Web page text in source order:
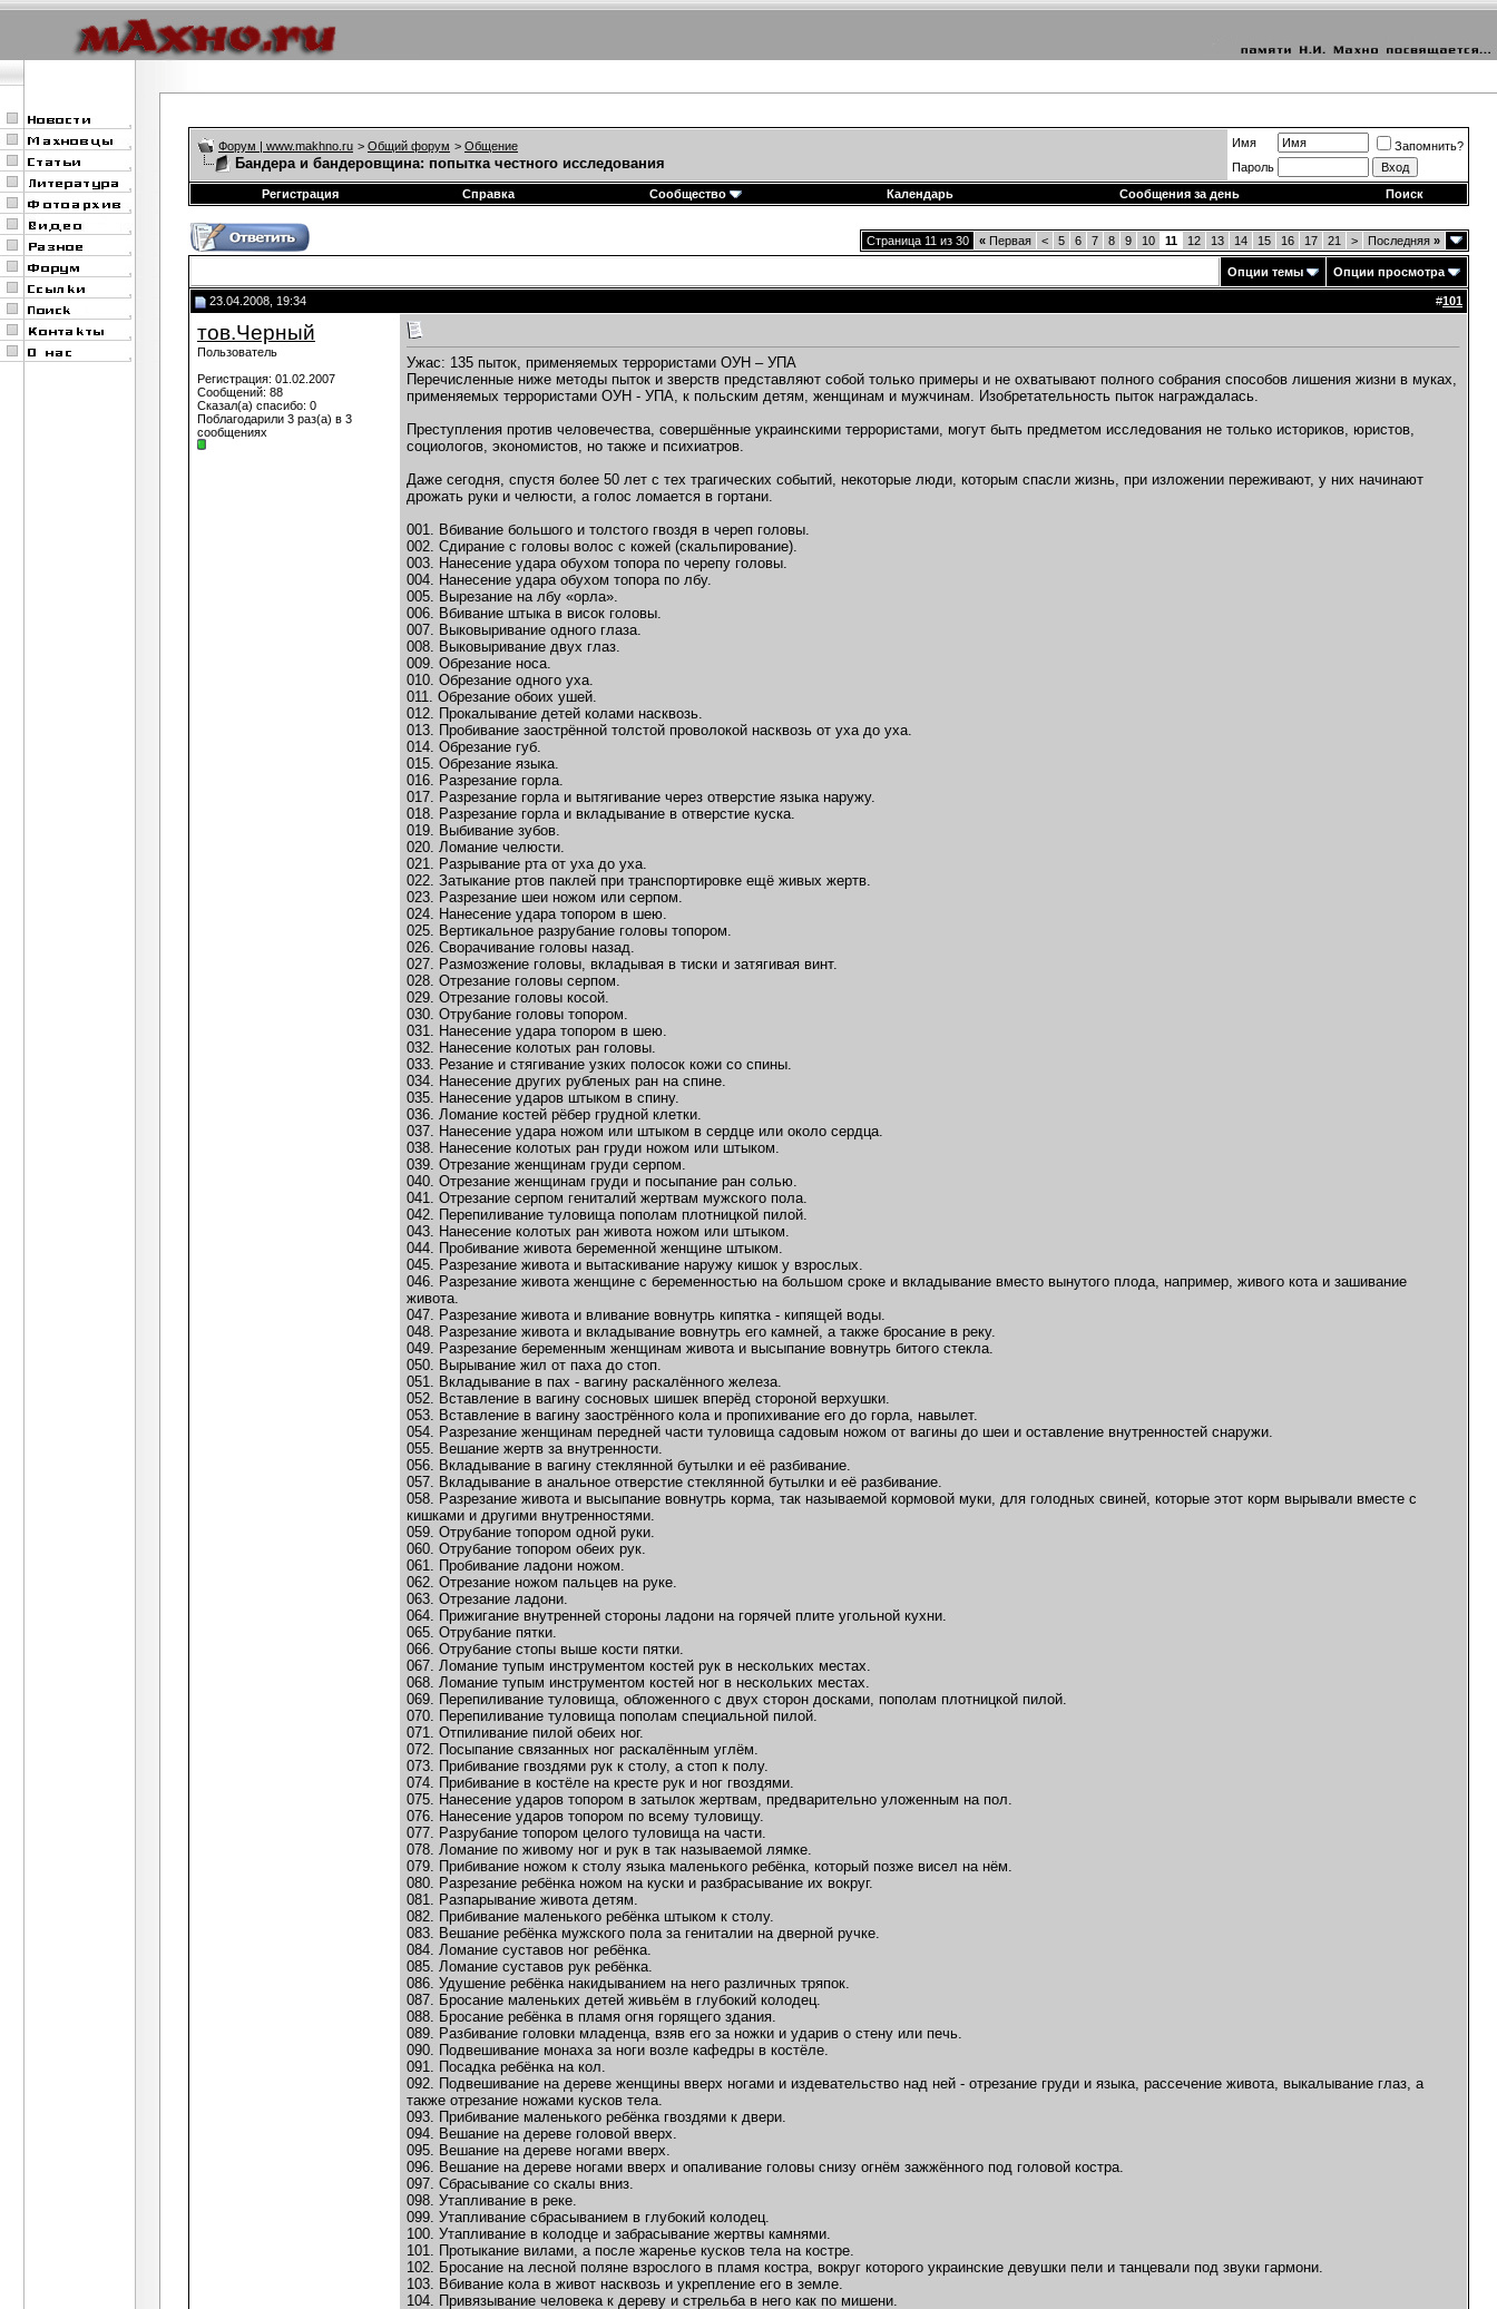
Форум | www.makhno.ru > Общий форум > Общение
Бандера и бандеровщина: попытка честного исследования
Имя
Запомнить?
Пароль
Регистрация
Справка Сообщество Календарь Сообщения за день Поиск
Страница 11 из 30 « Первая < 5 6 7 8 9 10 11 12 13 14 15 16 17 21 > Последняя »
Опции темы Опции просмотра
23.04.2008, 19:34 #101
тов.Черный
Пользователь
Регистрация: 01.02.2007
Сообщений: 88
Сказал(а) спасибо: 0
Поблагодарили 3 раз(а) в 3
сообщениях
Ужас: 135 пыток, применяемых террористами ОУН – УПА
Перечисленные ниже методы пыток и зверств представляют собой только примеры и не охватывают полного собрания способов лишения жизни в муках,
применяемых террористами ОУН - УПА, к польским детям, женщинам и мужчинам. Изобретательность пыток награждалась.
Преступления против человечества, совершённые украинскими террористами, могут быть предметом исследования не только историков, юристов,
социологов, экономистов, но также и психиатров.
Даже сегодня, спустя более 50 лет с тех трагических событий, некоторые люди, которым спасли жизнь, при изложении переживают, у них начинают
дрожать руки и челюсти, а голос ломается в гортани.
001. Вбивание большого и толстого гвоздя в череп головы.
002. Сдирание с головы волос с кожей (скальпирование).
003. Нанесение удара обухом топора по черепу головы.
004. Нанесение удара обухом топора по лбу.
005. Вырезание на лбу «орла».
006. Вбивание штыка в висок головы.
007. Выковыривание одного глаза.
008. Выковыривание двух глаз.
009. Обрезание носа.
010. Обрезание одного уха.
011. Обрезание обоих ушей.
012. Прокалывание детей колами насквозь.
013. Пробивание заострённой толстой проволокой насквозь от уха до уха.
014. Обрезание губ.
015. Обрезание языка.
016. Разрезание горла.
017. Разрезание горла и вытягивание через отверстие языка наружу.
018. Разрезание горла и вкладывание в отверстие куска.
019. Выбивание зубов.
020. Ломание челюсти.
021. Разрывание рта от уха до уха.
022. Затыкание ртов паклей при транспортировке ещё живых жертв.
023. Разрезание шеи ножом или серпом.
024. Нанесение удара топором в шею.
025. Вертикальное разрубание головы топором.
026. Сворачивание головы назад.
027. Размозжение головы, вкладывая в тиски и затягивая винт.
028. Отрезание головы серпом.
029. Отрезание головы косой.
030. Отрубание головы топором.
031. Нанесение удара топором в шею.
032. Нанесение колотых ран головы.
033. Резание и стягивание узких полосок кожи со спины.
034. Нанесение других рубленых ран на спине.
035. Нанесение ударов штыком в спину.
036. Ломание костей рёбер грудной клетки.
037. Нанесение удара ножом или штыком в сердце или около сердца.
038. Нанесение колотых ран груди ножом или штыком.
039. Отрезание женщинам груди серпом.
040. Отрезание женщинам груди и посыпание ран солью.
041. Отрезание серпом гениталий жертвам мужского пола.
042. Перепиливание туловища пополам плотницкой пилой.
043. Нанесение колотых ран живота ножом или штыком.
044. Пробивание живота беременной женщине штыком.
045. Разрезание живота и вытаскивание наружу кишок у взрослых.
046. Разрезание живота женщине с беременностью на большом сроке и вкладывание вместо вынутого плода, например, живого кота и зашивание
живота.
047. Разрезание живота и вливание вовнутрь кипятка - кипящей воды.
048. Разрезание живота и вкладывание вовнутрь его камней, а также бросание в реку.
049. Разрезание беременным женщинам живота и высыпание вовнутрь битого стекла.
050. Вырывание жил от паха до стоп.
051. Вкладывание в пах - вагину раскалённого железа.
052. Вставление в вагину сосновых шишек вперёд стороной верхушки.
053. Вставление в вагину заострённого кола и пропихивание его до горла, навылет.
054. Разрезание женщинам передней части туловища садовым ножом от вагины до шеи и оставление внутренностей снаружи.
055. Вешание жертв за внутренности.
056. Вкладывание в вагину стеклянной бутылки и её разбивание.
057. Вкладывание в анальное отверстие стеклянной бутылки и её разбивание.
058. Разрезание живота и высыпание вовнутрь корма, так называемой кормовой муки, для голодных свиней, которые этот корм вырывали вместе с
кишками и другими внутренностями.
059. Отрубание топором одной руки.
060. Отрубание топором обеих рук.
061. Пробивание ладони ножом.
062. Отрезание ножом пальцев на руке.
063. Отрезание ладони.
064. Прижигание внутренней стороны ладони на горячей плите угольной кухни.
065. Отрубание пятки.
066. Отрубание стопы выше кости пятки.
067. Ломание тупым инструментом костей рук в нескольких местах.
068. Ломание тупым инструментом костей ног в нескольких местах.
069. Перепиливание туловища, обложенного с двух сторон досками, пополам плотницкой пилой.
070. Перепиливание туловища пополам специальной пилой.
071. Отпиливание пилой обеих ног.
072. Посыпание связанных ног раскалённым углём.
073. Прибивание гвоздями рук к столу, а стоп к полу.
074. Прибивание в костёле на кресте рук и ног гвоздями.
075. Нанесение ударов топором в затылок жертвам, предварительно уложенным на пол.
076. Нанесение ударов топором по всему туловищу.
077. Разрубание топором целого туловища на части.
078. Ломание по живому ног и рук в так называемой лямке.
079. Прибивание ножом к столу языка маленького ребёнка, который позже висел на нём.
080. Разрезание ребёнка ножом на куски и разбрасывание их вокруг.
081. Разпарывание живота детям.
082. Прибивание маленького ребёнка штыком к столу.
083. Вешание ребёнка мужского пола за гениталии на дверной ручке.
084. Ломание суставов ног ребёнка.
085. Ломание суставов рук ребёнка.
086. Удушение ребёнка накидыванием на него различных тряпок.
087. Бросание маленьких детей живьём в глубокий колодец.
088. Бросание ребёнка в пламя огня горящего здания.
089. Разбивание головки младенца, взяв его за ножки и ударив о стену или печь.
090. Подвешивание монаха за ноги возле кафедры в костёле.
091. Посадка ребёнка на кол.
092. Подвешивание на дереве женщины вверх ногами и издевательство над ней - отрезание груди и языка, рассечение живота, выкалывание глаз, а
также отрезание ножами кусков тела.
093. Прибивание маленького ребёнка гвоздями к двери.
094. Вешание на дереве головой вверх.
095. Вешание на дереве ногами вверх.
096. Вешание на дереве ногами вверх и опаливание головы снизу огнём зажжённого под головой костра.
097. Сбрасывание со скалы вниз.
098. Утапливание в реке.
099. Утапливание сбрасыванием в глубокий колодец.
100. Утапливание в колодце и забрасывание жертвы камнями.
101. Протыкание вилами, а после жаренье кусков тела на костре.
102. Бросание на лесной поляне взрослого в пламя костра, вокруг которого украинские девушки пели и танцевали под звуки гармони.
103. Вбивание кола в живот насквозь и укрепление его в земле.
104. Привязывание человека к дереву и стрельба в него как по мишени.